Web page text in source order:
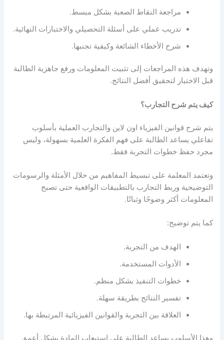
مراجعة النقاط الصعبة بشكل مبسط.
تدريب عملي على أسئلة التحصيلي والاختبارات النهائية.
شرح الأخطاء الشائعة وكيفية تجنبها.
وتهدف هذه المراجعات إلى تثبيت المعلومات ورفع جاهزية الطالبة
قبل الاختبار لتحقيق أفضل النتائج.
كيف يتم شرح التجارب؟
يتم شرح قوانين الفيزياء اون لاين والتجارب العملية بأسلوب
تفاعلي يساعد الطالبة على فهم الفكرة العلمية بسهولة، وليس
مجرد حفظ خطوات التجربة فقط.
وتعتمد المعلمة على تبسيط المفاهيم من خلال الأمثلة والرسومات
التوضيحية وربط التجارب بالتطبيقات الواقعية حتى تصبح
المعلومات أكثر وضوحًا وثباتًا.
كما يتم توضيح:
الهدف من التجربة.
الأدوات المستخدمة.
خطوات التنفيذ بشكل منظم.
تفسير النتائج بطريقة سهلة.
العلاقة بين التجربة والقوانين الفيزيائية المرتبطة بها.
وهذا الأسلوب يساعد الطالبة على استيعاب المادة بشكل أعمق